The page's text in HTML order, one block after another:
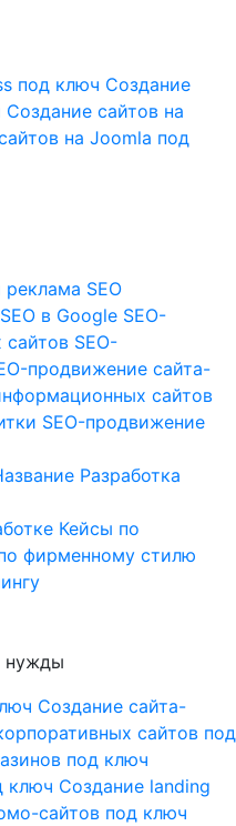
под ключ Создание
Создание сайтов на
на Joomla под
реклама SEO
SEO в Google SEO-
сайтов SEO-
продвижение сайта-
сайтов
SEO-продвижение
Разработка
Кейсы по
фирменному стилю
нужды
Создание сайта-
сайтов под
под ключ
ключ Создание landing
сайтов под ключ